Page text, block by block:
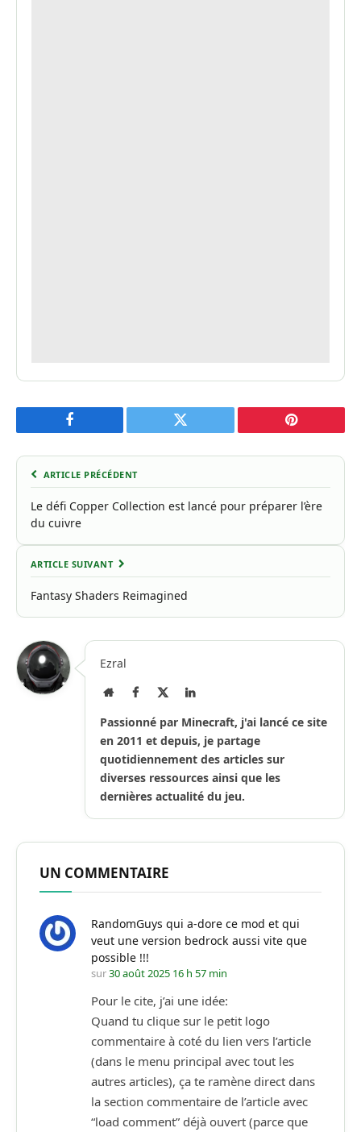
Facebook Twitter Pinterest
ARTICLE PRÉCÉDENT
Le défi Copper Collection est lancé pour préparer l’ère
du cuivre
ARTICLE SUIVANT
Fantasy Shaders Reimagined
Ezral
Site
Facebook
X
LinkedIn
Passionné par Minecraft, j'ai lancé ce site
en 2011 et depuis, je partage
quotidiennement des articles sur
diverses ressources ainsi que les
dernières actualité du jeu.
UN COMMENTAIRE
RandomGuys qui a-dore ce mod et qui
veut une version bedrock aussi vite que
possible !!!
sur30 août 2025 16 h 57 min
Pour le cite, j’ai une idée:
Quand tu clique sur le petit logo
commentaire à coté du lien vers l’article
(dans le menu principal avec tout les
autres articles), ça te ramène direct dans
la section commentaire de l’article avec
“load comment” déjà ouvert (parce que